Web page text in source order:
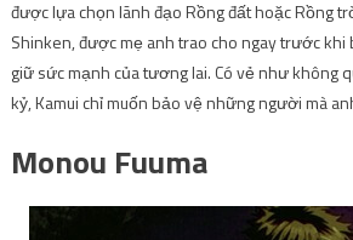
được lựa chọn lãnh đạo Rồng đất hoặc Rồng
Shinken, được mẹ anh trao cho ngay trước khi
giữ sức mạnh của tương lai. Có vẻ như không
kỷ, Kamui chỉ muốn bảo vệ những người mà
Monou Fuuma